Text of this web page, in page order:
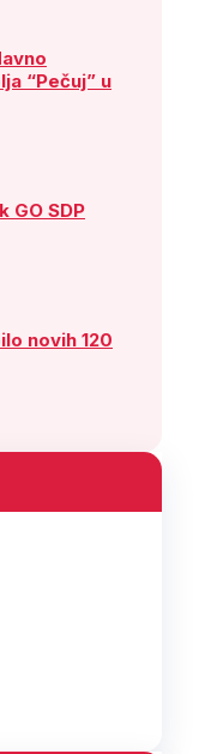
“Pečuj” u
GO SDP
novih 120